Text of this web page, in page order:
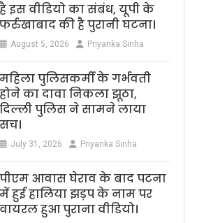
है इस वीडियो का संबंध, यूपी के
फर्रुखाबाद की है पुरानी घटना।
August 5, 2026 Priyanka Sinha
महिला पुलिसकर्मी के गर्भवती
होने का दावा निकला झूठा,
दिल्ली पुलिस ने सामने लाया
सच।
July 31, 2026 Priyanka Sinha
पीएम आवास घेराव के बाद पटना
में हुई हालिया झड़प के नाम पर
वायरल हुआ पुराना वीडियो।